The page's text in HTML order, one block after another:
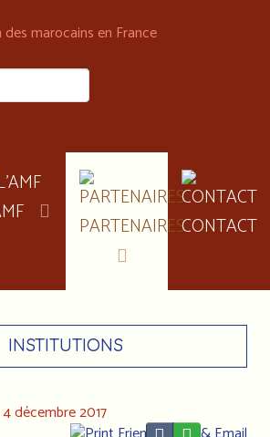
PARTENAIRESCONTACT
INSTITUTIONS
décembre 2017